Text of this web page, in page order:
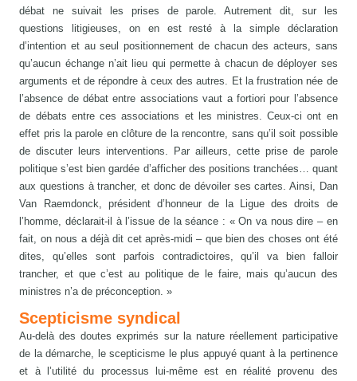
débat ne suivait les prises de parole. Autrement dit, sur les
questions litigieuses, on en est resté à la simple déclaration
d’intention et au seul positionnement de chacun des acteurs, sans
qu’aucun échange n’ait lieu qui permette à chacun de déployer ses
arguments et de répondre à ceux des autres. Et la frustration née de
l’absence de débat entre associations vaut a fortiori pour l’absence
de débats entre ces associations et les ministres. Ceux-ci ont en
effet pris la parole en clôture de la rencontre, sans qu’il soit possible
de discuter leurs interventions. Par ailleurs, cette prise de parole
politique s’est bien gardée d’afficher des positions tranchées… quant
aux questions à trancher, et donc de dévoiler ses cartes. Ainsi, Dan
Van Raemdonck, président d’honneur de la Ligue des droits de
l’homme, déclarait-il à l’issue de la séance : « On va nous dire – en
fait, on nous a déjà dit cet après-midi – que bien des choses ont été
dites, qu’elles sont parfois contradictoires, qu’il va bien falloir
trancher, et que c’est au politique de le faire, mais qu’aucun des
ministres n’a de préconception. »
Scepticisme syndical
Au-delà des doutes exprimés sur la nature réellement participative
de la démarche, le scepticisme le plus appuyé quant à la pertinence
et à l’utilité du processus lui-même est en réalité provenu des